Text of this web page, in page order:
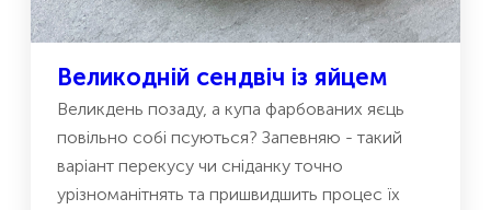
Великодній сендвіч із яйцем
Великдень позаду, а купа фарбованих яєць
повільно собі псуються? Запевняю - такий
варіант перекусу чи сніданку точно
урізноманітнять та пришвидшить процес їх